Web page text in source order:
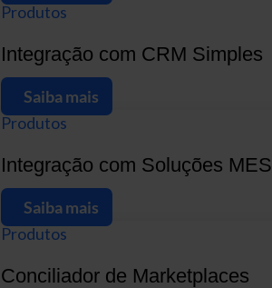
Produtos
Integração com CRM Simples
Saiba mais
Produtos
Integração com Soluções MES
Saiba mais
Produtos
Conciliador de Marketplaces